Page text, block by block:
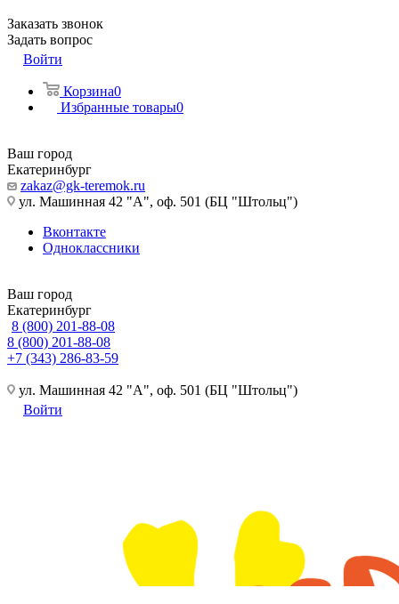
Заказать звонок
Задать вопрос
Войти
Корзина0
Избранные товары0
Ваш город
Екатеринбург
zakaz@gk-teremok.ru
ул. Машинная 42 "А", оф. 501 (БЦ "Штольц")
Вконтакте
Одноклассники
Ваш город
Екатеринбург
8 (800) 201-88-08
8 (800) 201-88-08
+7 (343) 286-83-59
ул. Машинная 42 "А", оф. 501 (БЦ "Штольц")
Войти